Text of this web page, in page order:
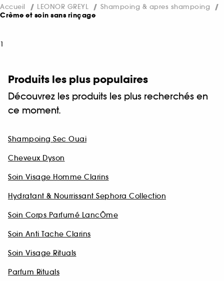
Accueil LEONOR GREYL Shampoing & apres shampoing
Crème et soin sans rinçage
1
Produits les plus populaires
Découvrez les produits les plus recherchés en
ce moment.
Shampoing Sec Ouai
Cheveux Dyson
Soin Visage Homme Clarins
Hydratant & Nourrissant Sephora Collection
Soin Corps Parfumé LancÔme
Soin Anti Tache Clarins
Soin Visage Rituals
Parfum Rituals